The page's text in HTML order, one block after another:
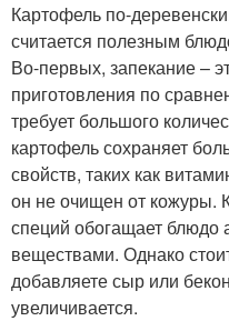
Картофель по-
считается полезным
Во-первых, запекание –
приготовления по
требует большого
картофель сохраняет
свойств, таких как
он не очищен от кожуры.
специй обогащает
веществами. Однако
добавляете сыр или
увеличивается.